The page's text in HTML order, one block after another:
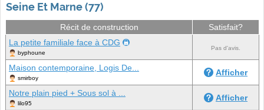
Seine Et Marne (77)
Récit de construction
Satisfait?
La petite familiale face à CDG
byphoune
Pas d'avis.
Maison contemporaine, Logis De...
smirboy
Afficher
Notre plain pied + Sous sol à ...
lilo95
Afficher